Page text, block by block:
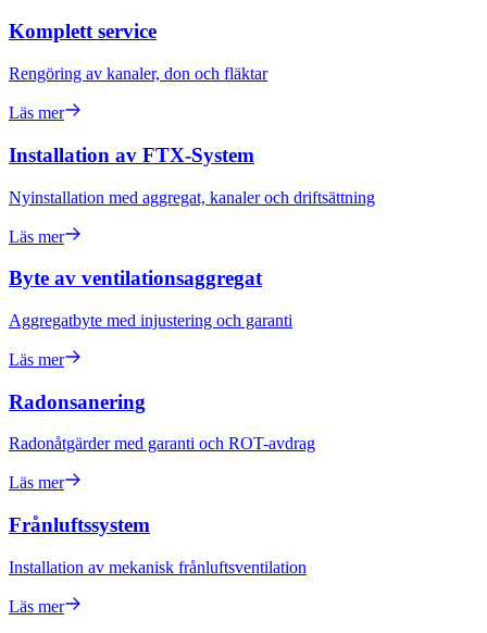
Komplett service
Rengöring av kanaler, don och fläktar
Läs mer
Installation av FTX-System
Nyinstallation med aggregat, kanaler och driftsättning
Läs mer
Byte av ventilationsaggregat
Aggregatbyte med injustering och garanti
Läs mer
Radonsanering
Radonåtgärder med garanti och ROT-avdrag
Läs mer
Frånluftssystem
Installation av mekanisk frånluftsventilation
Läs mer